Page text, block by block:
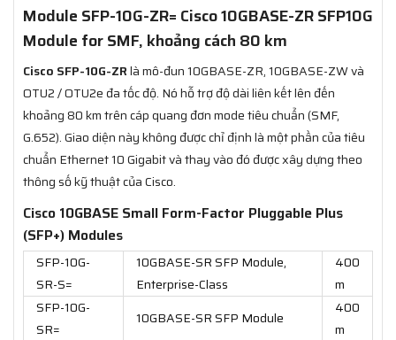
Module SFP-10G-ZR= Cisco 10GBASE-ZR SFP10G
Module for SMF, khoảng cách 80 km
Cisco SFP-10G-ZRlà mô-đun 10GBASE-ZR, 10GBASE-ZW và
OTU2 / OTU2e đa tốc độ. Nó hỗ trợ độ dài liên kết lên đến
khoảng 80 km trên cáp quang đơn mode tiêu chuẩn (SMF,
G.652). Giao diện này không được chỉ định là một phần của tiêu
chuẩn Ethernet 10 Gigabit và thay vào đó được xây dựng theo
thông số kỹ thuật của Cisco.
Cisco 10GBASE Small Form-Factor Pluggable Plus
(SFP+) Modules
SFP-10G-
SR-S=
10GBASE-SR SFP Module,
Enterprise-Class
400
m
SFP-10G-
SR=
10GBASE-SR SFP Module
400
m